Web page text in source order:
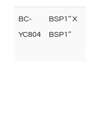
BC-
YC804
BSP1’’ X
BSP1’’